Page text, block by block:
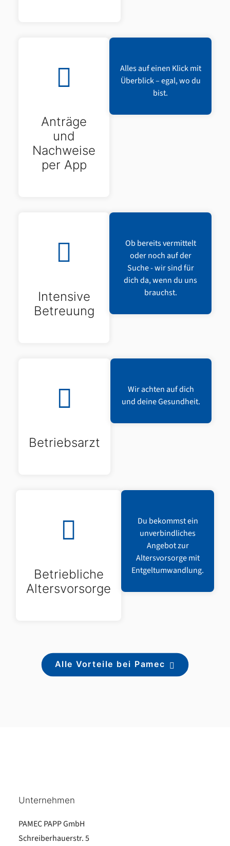
Anträge
und
Nachweise
per App
Alles auf einen Klick mit
Überblick – egal, wo du
bist.
Intensive
Betreuung
Ob bereits vermittelt
oder noch auf der
Suche - wir sind für
dich da, wenn du uns
brauchst.
Betriebsarzt
Wir achten auf dich
und deine Gesundheit.
Betriebliche
Altersvorsorge
Du bekommst ein
unverbindliches
Angebot zur
Altersvorsorge mit
Entgeltumwandlung.
Alle Vorteile bei Pamec
Unternehmen
PAMEC PAPP GmbH
Schreiberhauerstr. 5